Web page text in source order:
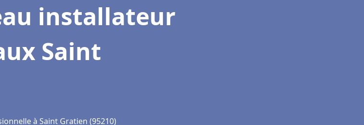
installateur
Saint
à Saint Gratien (95210)